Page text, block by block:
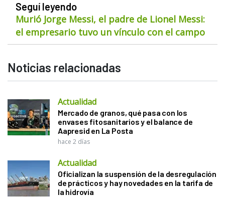
Seguí leyendo
Murió Jorge Messi, el padre de Lionel Messi:
el empresario tuvo un vínculo con el campo
Noticias relacionadas
Actualidad
Mercado de granos, qué pasa con los
envases fitosanitarios y el balance de
Aapresid en La Posta
hace 2 días
Actualidad
Oficializan la suspensión de la desregulación
de prácticos y hay novedades en la tarifa de
la hidrovía